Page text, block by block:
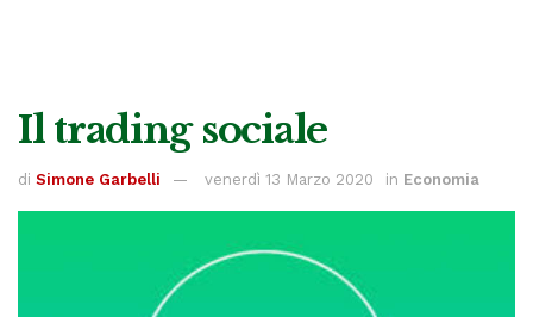
Il trading sociale
di Simone Garbelli venerdì 13 Marzo 2020 in Economia